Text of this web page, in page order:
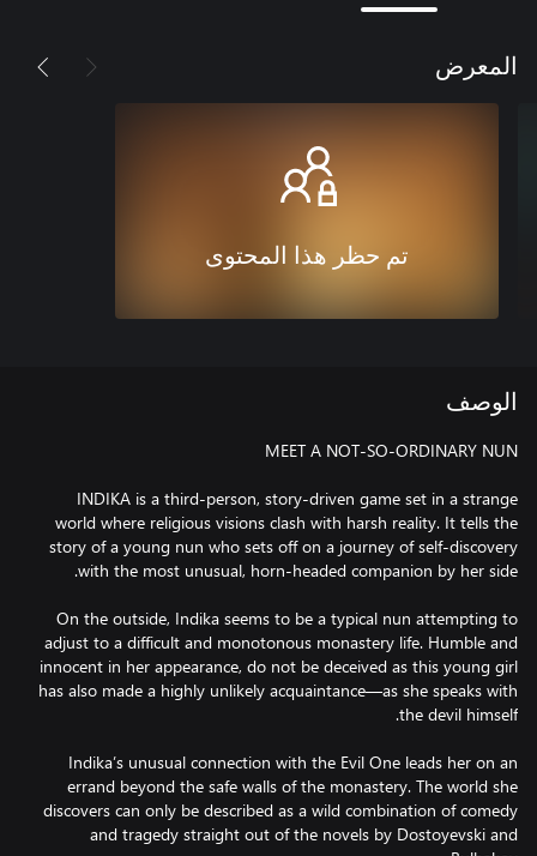
المعرض
تم حظر هذا المحتوى
الوصف
INDIKA is a third-person, story-driven game set in a strange
world where religious visions clash with harsh reality. It tells the
story of a young nun who sets off on a journey of self-discovery
On the outside, Indika seems to be a typical nun attempting to
adjust to a difficult and monotonous monastery life. Humble and
innocent in her appearance, do not be deceived as this young girl
has also made a highly unlikely acquaintance—as she speaks with
Indika’s unusual connection with the Evil One leads her on an
errand beyond the safe walls of the monastery. The world she
discovers can only be described as a wild combination of comedy
and tragedy straight out of the novels by Dostoyevski and